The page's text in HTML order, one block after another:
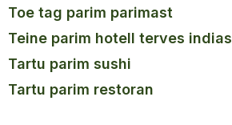
toe tag parim parimast
teine parim hotell terves indias
tartu parim sushi
tartu parim restoran